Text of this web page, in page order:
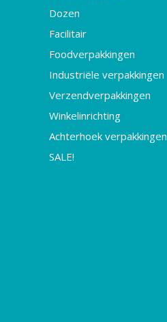
Dozen
Facilitair
Foodverpakkingen
Industriële verpakkingen
Verzendverpakkingen
Winkelinrichting
Achterhoek verpakkingen
SALE!